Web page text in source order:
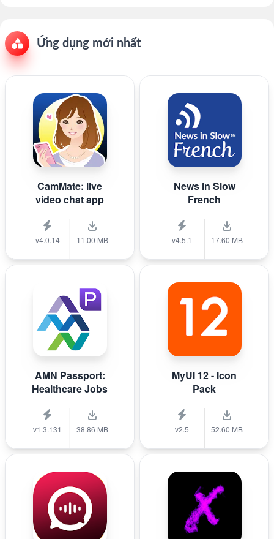
Ứng dụng mới nhất
CamMate: live
video chat app
v4.0.14 11.00 MB
News in Slow
French
v4.5.1 17.60 MB
AMN Passport:
Healthcare Jobs
v1.3.131 38.86 MB
MyUI 12 - Icon
Pack
v2.5 52.60 MB